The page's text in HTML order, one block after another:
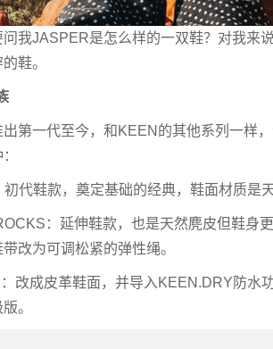
问我JASPER是怎么样的一双鞋？对我来
鞋。
第一代至今，和KEEN的其他系列一样
代鞋款，奠定基础的经典，鞋面材质是
：延伸鞋款，也是天然麂皮但鞋身
改为可调松紧的弹性绳。
改成皮革鞋面，并导入KEEN.DRY防水
。